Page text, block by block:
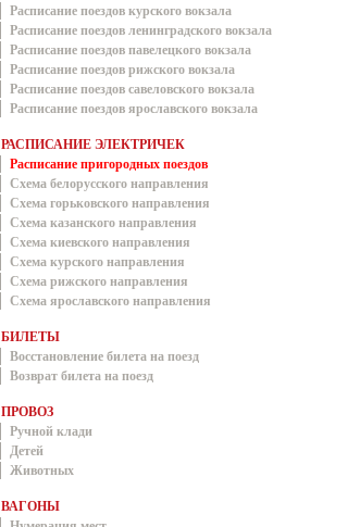
Расписание поездов курского вокзала
Расписание поездов ленинградского вокзала
Расписание поездов павелецкого вокзала
Расписание поездов рижского вокзала
Расписание поездов савеловского вокзала
Расписание поездов ярославского вокзала
РАСПИСАНИЕ ЭЛЕКТРИЧЕК
Расписание пригородных поездов
Схема белорусского направления
Схема горьковского направления
Схема казанского направления
Схема киевского направления
Схема курского направления
Схема рижского направления
Схема ярославского направления
БИЛЕТЫ
Восстановление билета на поезд
Возврат билета на поезд
ПРОВОЗ
Ручной клади
Детей
Животных
ВАГОНЫ